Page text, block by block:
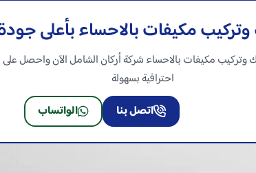
مكيفات بالاحساء بأعلى
مكيفات بالاحساء شركة أركان الشامل الآن واحصل
احترافية بسهولة
اتصل بنا
الواتساب